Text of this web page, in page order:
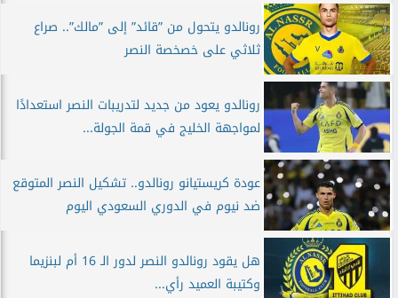
رونالدو يتحول من ”قائد” إلى ”مالك”.. صراع
ثلاثي على خصخصة النصر
رونالدو يعود من جديد لتدريبات النصر استعدادًا
لمواجهة الخليج في قمة الجولة...
عودة كريستيانو رونالدو.. تشكيل النصر المتوقع
ضد نيوم في الدوري السعودي اليوم
هل يقود رونالدو النصر لدور الـ 16 أم لبنزيما
وكتيبة العميد رأي...